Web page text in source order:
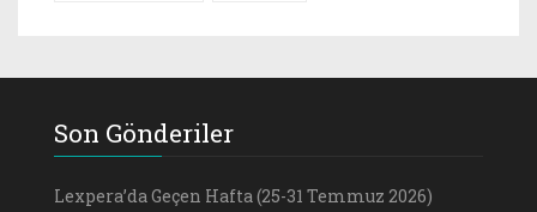
Son Gönderiler
Lexpera’da Geçen Hafta (25-31 Temmuz 2026)